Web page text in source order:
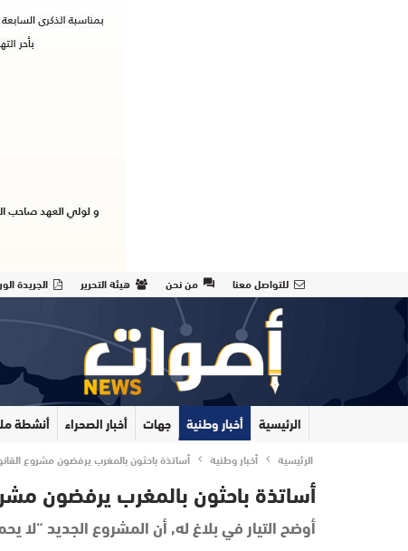
للتواصل معنا من نحن هيئة التحرير الجريدة
الرئيسية أخبار وطنية جهات أخبار الصحراء أنشطة
الرئيسية أخبار وطنية أساتذة باحثون بالمغرب يرفضون مشروع القانون 56.24 الخاص بالتعليم
أساتذة باحثون بالمغرب يرفضون مشروع القانون 56.24
أوضح التيار في بلاغ له, أن المشروع الجديد